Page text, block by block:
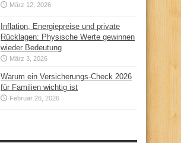
März 12, 2026
Inflation, Energiepreise und private
Rücklagen: Physische Werte gewinnen
wieder Bedeutung
März 3, 2026
Warum ein Versicherungs-Check 2026
für Familien wichtig ist
Februar 26, 2026